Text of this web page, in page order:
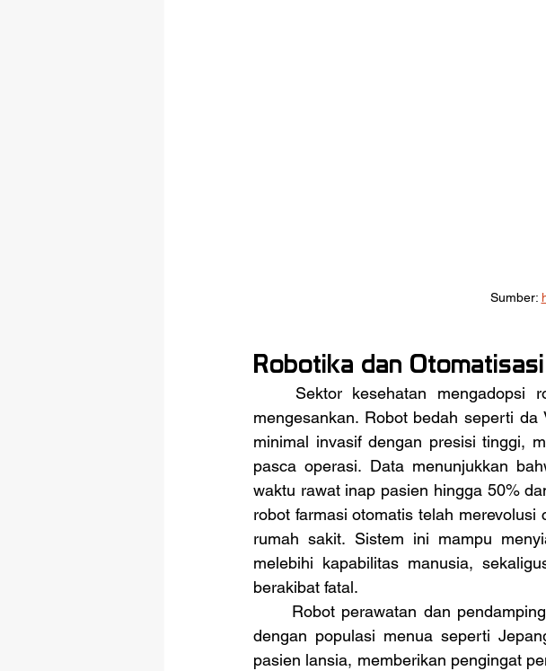
Sumber:
Robotika dan
mengesankan. Robot bedah seperti
minimal invasif dengan presisi tinggi,
pasca operasi. Data menunjukkan
waktu rawat inap pasien hingga 50%
robot farmasi otomatis telah
rumah sakit. Sistem ini mampu
melebihi kapabilitas manusia,
berakibat fatal.
dengan populasi menua seperti
pasien lansia, memberikan pengingat